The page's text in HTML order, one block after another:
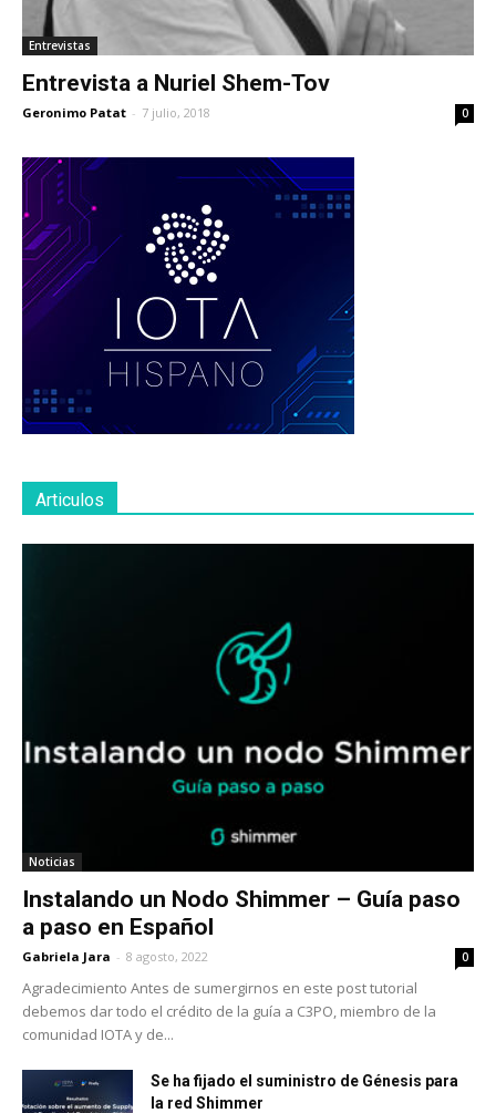
Entrevistas
Entrevista a Nuriel Shem-Tov
Geronimo Patat - 7 julio, 2018 0
Articulos
Noticias
Instalando un Nodo Shimmer – Guía paso
a paso en Español
Gabriela Jara - 8 agosto, 2022 0
Agradecimiento Antes de sumergirnos en este post tutorial
debemos dar todo el crédito de la guía a C3PO, miembro de la
comunidad IOTA y de...
Se ha fijado el suministro de Génesis para
la red Shimmer